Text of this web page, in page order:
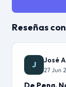
Reseñas
J José
27 Jun